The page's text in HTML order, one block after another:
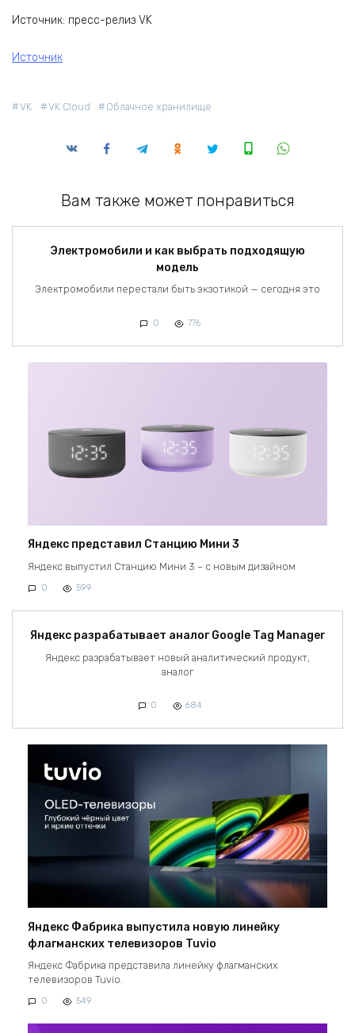
Источник: пресс-релиз VK
Источник
VK VK Cloud Облачное хранилище
Вам также может понравиться
Электромобили и как выбрать подходящую
модель
Электромобили перестали быть экзотикой — сегодня это
0 776
Яндекс представил Станцию Мини 3
Яндекс выпустил Станцию Мини 3 – с новым дизайном
0 599
Яндекс разрабатывает аналог Google Tag Manager
Яндекс разрабатывает новый аналитический продукт,
аналог
0 684
Яндекс Фабрика выпустила новую линейку
флагманских телевизоров Tuvio
Яндекс Фабрика представила линейку флагманских
телевизоров Tuvio.
0 549